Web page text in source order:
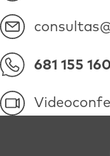
681 155 160